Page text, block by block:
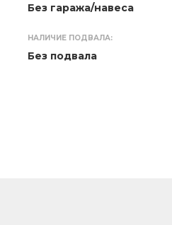
Без гаража/навеса
НАЛИЧИЕ ПОДВАЛА:
Без подвала